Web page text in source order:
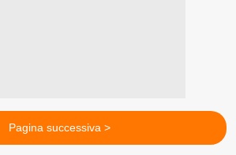
Pagina successiva >